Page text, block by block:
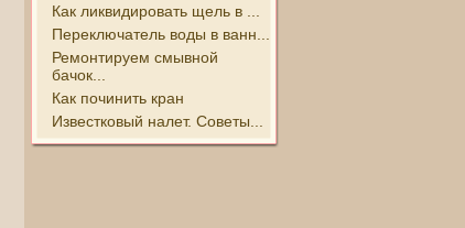
Как ликвидировать щель в ...
Переключатель воды в ванн...
Ремонтируем смывной
бачок...
Как починить кран
Известковый налет. Советы...